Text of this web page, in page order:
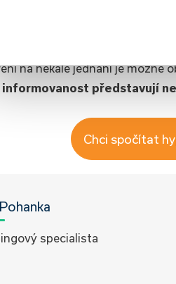
smluvní dokumentace,
právníkem. Spotřebitel by
na nekalé jednání je
informovanost představují
Chci spočítat
specialista